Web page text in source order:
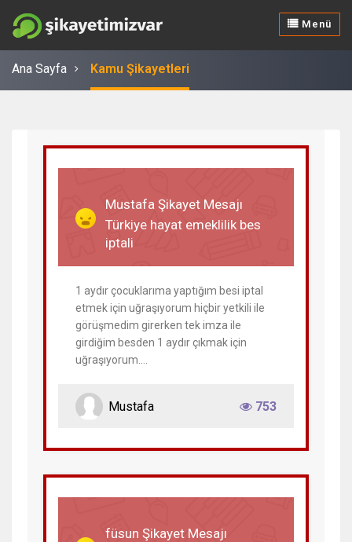
Menü
Ana Sayfa Kamu Şikayetleri
Mustafa Şikayet Mesajı
Türkiye hayat emeklilik bes
iptali
1 aydır çocuklarıma yaptığım besi iptal
etmek için uğraşıyorum hiçbir yetkili ile
görüşmedim girerken tek imza ile
girdiğim besden 1 aydır çıkmak için
uğraşıyorum....
Mustafa 753
füsun Şikayet Mesajı